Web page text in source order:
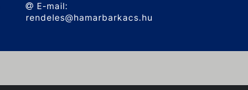
E-mail:
rendeles@hamarbarkacs.hu